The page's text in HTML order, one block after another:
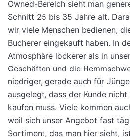
Owned-Bereich sieht man
Schnitt 25 bis 35 Jahre alt.
wir viele Menschen bedienen,
Bucherer eingekauft haben. In
Atmosphäre lockerer als in
Geschäften und die
niedriger, gerade auch für
ausgelegt, dass der Kunde
kaufen muss. Viele kommen
weil sich unser Angebot fast
Sortiment, das man hier sieht,